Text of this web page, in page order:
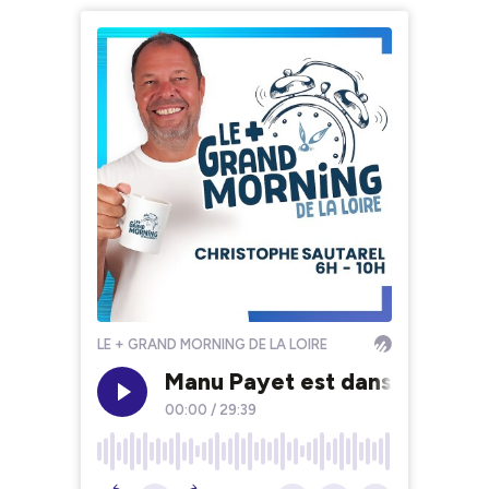
LE + GRAND MORNING DE LA LOIRE
Manu Payet est dans le +
00:00 / 29:39